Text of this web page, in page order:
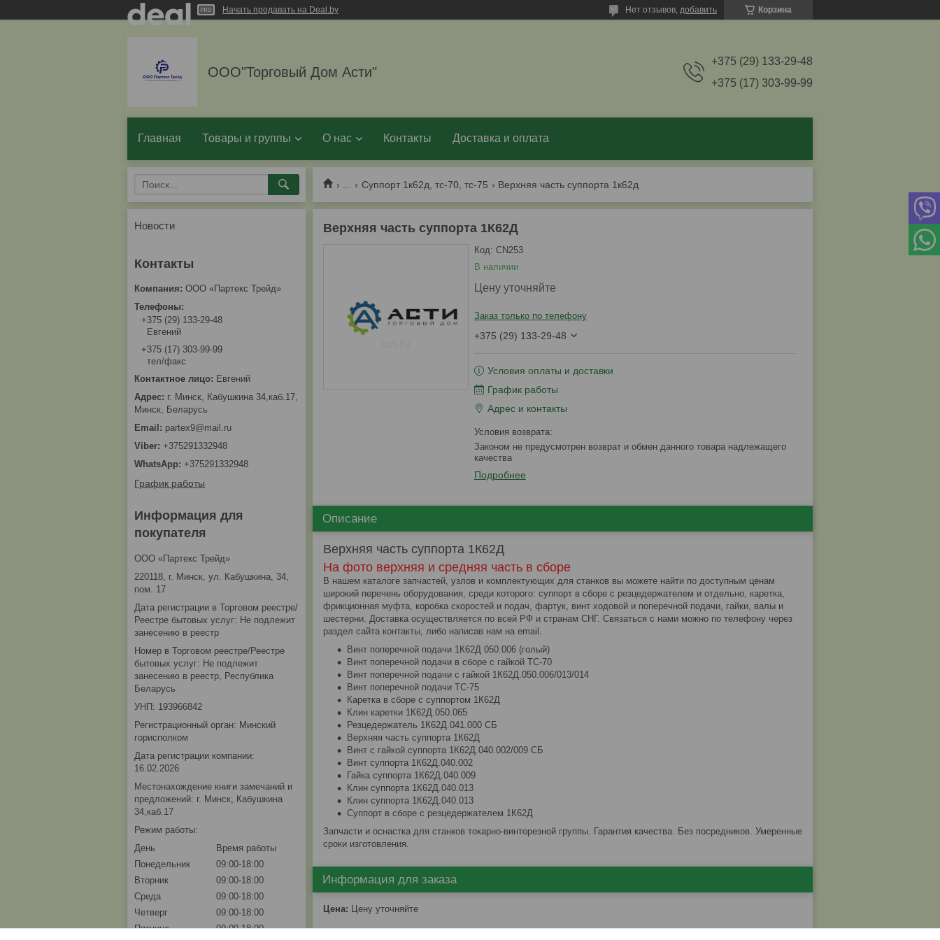
Начать продавать на Deal.by Корзина
Нет отзывов, добавить
ООО"Торговый Дом Асти"
+375 (29) 133-29-48
+375 (17) 303-99-99
Главная Товары и группы О нас Контакты Доставка и оплата
Суппорт 1к62д, тс-70, тс-75 Верхняя часть суппорта 1к62д
Верхняя часть суппорта 1К62Д
В наличии
Код: CN253
Цену уточняйте
Заказ только по телефону
+375 (29) 133-29-48
Условия оплаты и доставки
График работы
Адрес и контакты
Законом не предусмотрен возврат и обмен данного товара надлежащего
качества
Подробнее
Описание
Верхняя часть суппорта 1К62Д
На фото верхняя и средняя часть в сборе
В нашем каталоге запчастей, узлов и комплектующих для станков вы можете найти по доступным ценам
широкий перечень оборудования, среди которого: суппорт в сборе с резцедержателем и отдельно, каретка,
фрикционная муфта, коробка скоростей и подач, фартук, винт ходовой и поперечной подачи, гайки, валы и
шестерни. Доставка осуществляется по всей РФ и странам СНГ. Связаться с нами можно по телефону через
раздел сайта контакты, либо написав нам на email.
Винт поперечной подачи 1К62Д 050.006 (голый)
Винт поперечной подачи в сборе с гайкой ТС-70
Винт поперечной подачи с гайкой 1К62Д.050.006/013/014
Винт поперечной подачи ТС-75
Каретка в сборе с суппортом 1К62Д
Клин каретки 1К62Д.050.065
Резцедержатель 1К62Д.041.000 СБ
Верхняя часть суппорта 1К62Д
Винт с гайкой суппорта 1К62Д.040.002/009 СБ
Винт суппорта 1К62Д.040.002
Гайка суппорта 1К62Д.040.009
Клин суппорта 1К62Д.040.013
Клин суппорта 1К62Д.040.013
Суппорт в сборе с резцедержателем 1К62Д
Запчасти и оснастка для станков токарно-винторезной группы. Гарантия качества. Без посредников. Умеренные
сроки изготовления.
Информация для заказа
Цена: Цену уточняйте
Новости
ООО «Партекс Трейд»
+375 (29) 133-29-48
Евгений
+375 (17) 303-99-99
тел/факс
Евгений
г. Минск, Кабушкина 34,каб.17,
Минск, Беларусь
partex9@mail.ru
+375291332948
+375291332948
График работы
Информация для
покупателя
ООО «Партекс Трейд»
220118, г. Минск, ул. Кабушкина, 34,
пом. 17
Дата регистрации в Торговом реестре/
Реестре бытовых услуг: Не подлежит
занесению в реестр
Номер в Торговом реестре/Реестре
бытовых услуг: Не подлежит
занесению в реестр, Республика
Беларусь
УНП: 193966842
Регистрационный орган: Минский
горисполком
Дата регистрации компании:
16.02.2026
Местонахождение книги замечаний и
предложений: г. Минск, Кабушкина
34,каб.17
Режим работы:
День
Время работы
Понедельник
09:00-18:00
Вторник
09:00-18:00
Среда
09:00-18:00
Четверг
09:00-18:00
Пятница
09:00-18:00